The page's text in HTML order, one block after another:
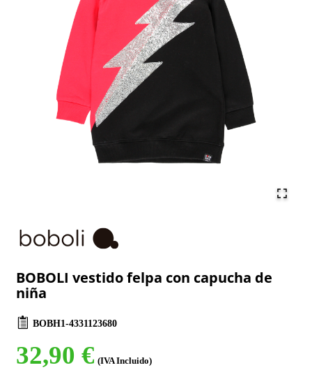
BOBOLI vestido felpa con capucha de
niña
BOBH1-4331123680
32,90 € (IVA Incluido)